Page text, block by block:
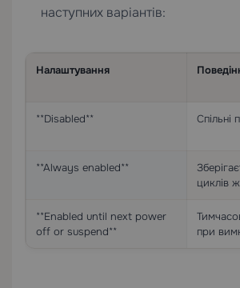
наступних варіантів:
Налаштування
**Disabled** Спільні
**Always enabled**
циклів
**Enabled until next power
off or suspend**
при